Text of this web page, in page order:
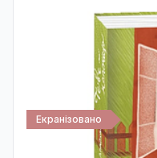
Екранізовано